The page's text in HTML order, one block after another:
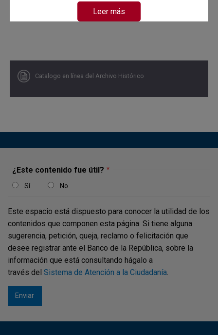
Catalogo en línea del Archivo Histórico
Leer más
¿Este contenido fue útil?
Sí No
Este espacio está dispuesto para conocer la utilidad de los
contenidos que componen esta página. Si tiene alguna
sugerencia, petición, queja, reclamo o felicitación que
desee registrar ante el Banco de la República, sobre la
información que está consultando hágalo a
través del Sistema de Atención a la Ciudadanía